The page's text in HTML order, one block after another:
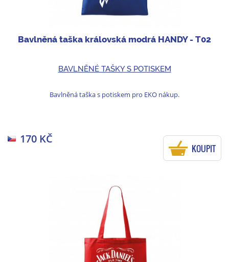
Bavlněná taška královská modrá HANDY - T02
BAVLNĚNÉ TAŠKY S POTISKEM
Bavlněná taška s potiskem pro EKO nákup.
170 KČ
KOUPIT